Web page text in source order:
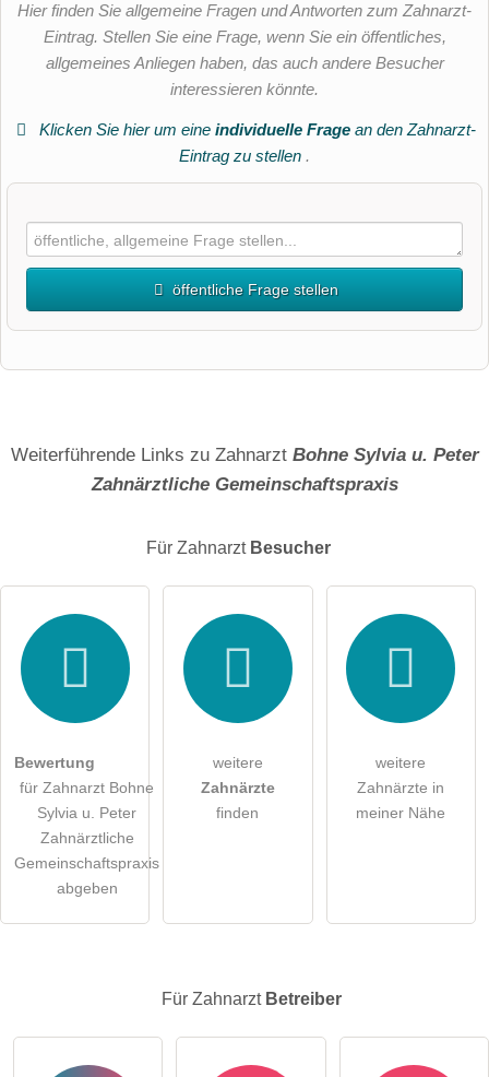
Hier finden Sie allgemeine Fragen und Antworten zum Zahnarzt-
Eintrag. Stellen Sie eine Frage, wenn Sie ein öffentliches,
allgemeines Anliegen haben, das auch andere Besucher
interessieren könnte.
Klicken Sie hier um eine individuelle Fragean den Zahnarzt-
Eintrag zu stellen .
öffentliche Frage stellen
Hiermit akzeptiere ich die .
Die Datenschutzerklärunghabe ich zur Kenntnis genommen.
Besucher sichtbar
Klicken Sie hier um eine
Zahnarzt-Eintrag zu stellen
Weiterführende Links zu Zahnarzt Bohne Sylvia u. Peter
Zahnärztliche Gemeinschaftspraxis
Für Zahnarzt Besucher
Bewertung
für Zahnarzt Bohne
Sylvia u. Peter
Zahnärztliche
Gemeinschaftspraxis
abgeben
weitere
Zahnärzte
finden
weitere
Zahnärzte in
meiner Nähe
Für Zahnarzt Betreiber